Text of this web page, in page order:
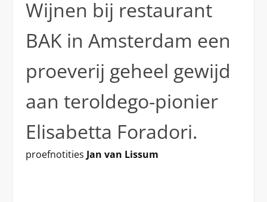
Wijnen bij restaurant
BAK in Amsterdam een
proeverij geheel gewijd
aan teroldego-pionier
Elisabetta Foradori.
proefnotities Jan van Lissum